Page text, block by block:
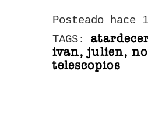
Posteado hace
TAGS:
ivan, julien,
telescopios